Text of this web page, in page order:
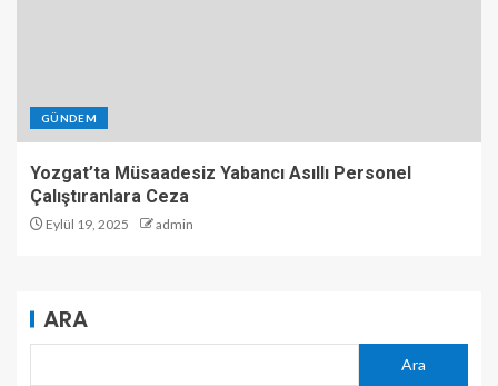
GÜNDEM
Yozgat’ta Müsaadesiz Yabancı Asıllı Personel
Çalıştıranlara Ceza
Eylül 19, 2025 admin
ARA
Ara